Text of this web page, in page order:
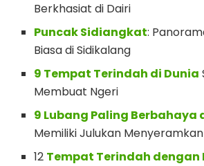
Berkhasiat di Dairi
Puncak Sidiangkat:
Biasa di Sidikalang
9 Tempat Terindah di Dunia
Membuat Ngeri
9 Lubang Paling Berbahaya
Memiliki Julukan Menyeramkan
12 Tempat Terindah dengan